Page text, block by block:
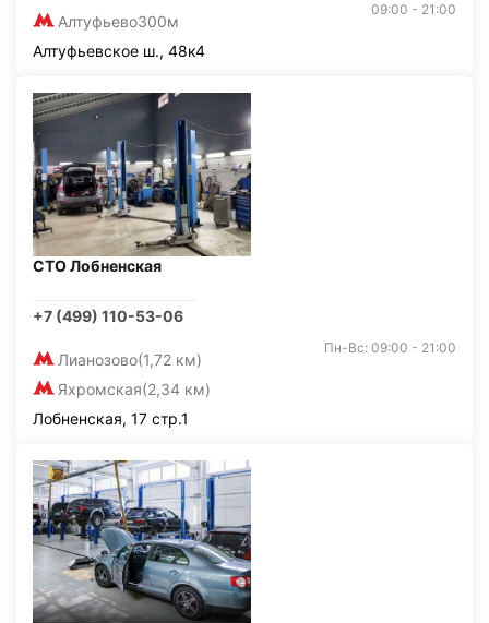
Алтуфьево300м
09:00 - 21:00
Алтуфьевское ш., 48к4
СТО Лобненская
+7 (499) 110-53-06
Лианозово(1,72 км)
Яхромская(2,34 км)
Пн-Вс: 09:00 - 21:00
Лобненская, 17 стр.1